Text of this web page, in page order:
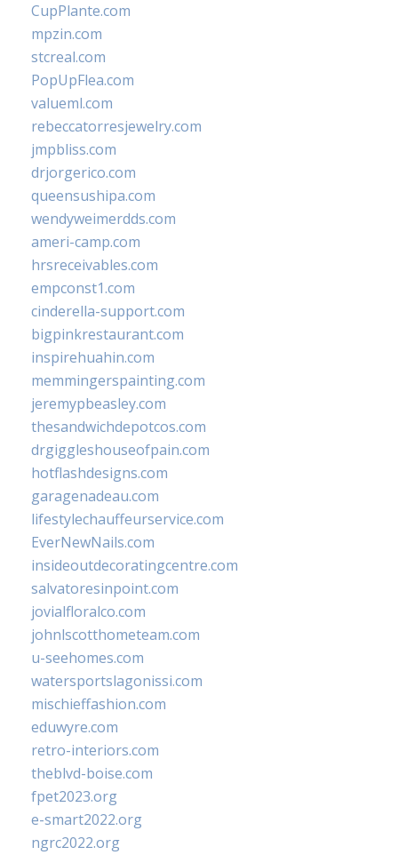
CupPlante.com
mpzin.com
stcreal.com
PopUpFlea.com
valueml.com
rebeccatorresjewelry.com
jmpbliss.com
drjorgerico.com
queensushipa.com
wendyweimerdds.com
ameri-camp.com
hrsreceivables.com
empconst1.com
cinderella-support.com
bigpinkrestaurant.com
inspirehuahin.com
memmingerspainting.com
jeremypbeasley.com
thesandwichdepotcos.com
drgiggleshouseofpain.com
hotflashdesigns.com
garagenadeau.com
lifestylechauffeurservice.com
EverNewNails.com
insideoutdecoratingcentre.com
salvatoresinpoint.com
jovialfloralco.com
johnlscotthometeam.com
u-seehomes.com
watersportslagonissi.com
mischieffashion.com
eduwyre.com
retro-interiors.com
theblvd-boise.com
fpet2023.org
e-smart2022.org
ngrc2022.org